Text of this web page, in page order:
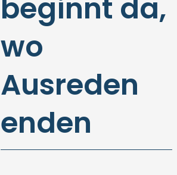
beginnt da,
wo
Ausreden
enden